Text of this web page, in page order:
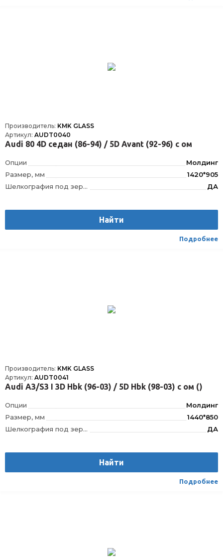
Производитель: KMK GLASS
Артикул: AUDT0040
Audi 80 4D седан (86-94) / 5D Avant (92-96) с ом
Опции
Молдинг
Размер, мм
1420*905
Шелкография под зеркало заднего вида
ДА
Расположение
Спереди
Найти
Подробнее
Производитель: KMK GLASS
Артикул: AUDT0041
Audi A3/S3 I 3D Hbk (96-03) / 5D Hbk (98-03) с ом ()
Опции
Молдинг
Размер, мм
1440*850
Шелкография под зеркало заднего вида
ДА
Расположение
Спереди
Найти
Подробнее